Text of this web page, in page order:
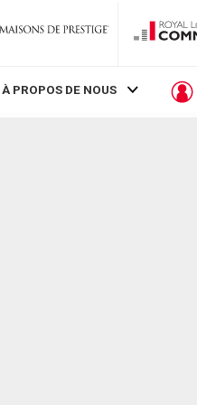
À PROPOS DE NOUS